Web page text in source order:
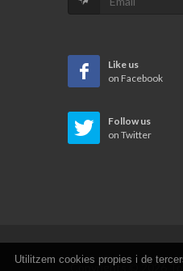
Like us
on Facebook
Follow us
on Twitter
Copyrights © 2026
Utilitzem cookies propies i de